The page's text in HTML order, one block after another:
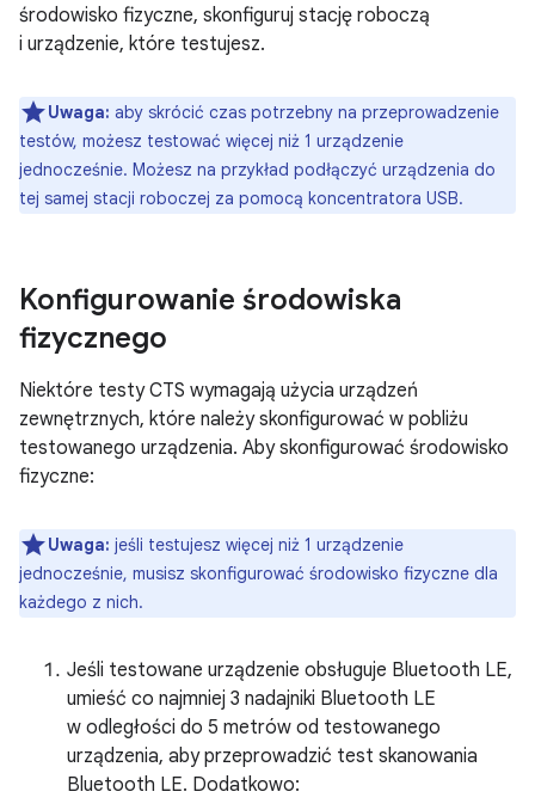
środowisko fizyczne, skonfiguruj stację roboczą
i urządzenie, które testujesz.
Uwaga: aby skrócić czas potrzebny na przeprowadzenie
testów, możesz testować więcej niż 1 urządzenie
jednocześnie. Możesz na przykład podłączyć urządzenia do
tej samej stacji roboczej za pomocą koncentratora USB.
Konfigurowanie środowiska
fizycznego
Niektóre testy CTS wymagają użycia urządzeń
zewnętrznych, które należy skonfigurować w pobliżu
testowanego urządzenia. Aby skonfigurować środowisko
fizyczne:
Uwaga: jeśli testujesz więcej niż 1 urządzenie
jednocześnie, musisz skonfigurować środowisko fizyczne dla
każdego z nich.
Jeśli testowane urządzenie obsługuje Bluetooth LE,
umieść co najmniej 3 nadajniki Bluetooth LE
w odległości do 5 metrów od testowanego
urządzenia, aby przeprowadzić test skanowania
Bluetooth LE. Dodatkowo: